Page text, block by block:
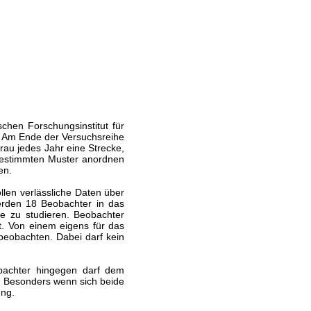
Forschungsinstitut für
Ende der Versuchsreihe
jedes Jahr eine Strecke,
Muster anordnen
verlässliche Daten über
18 Beobachter in das
zu studieren. Beobachter
Von einem eigens für das
Dabei darf kein
hingegen darf dem
wenn sich beide